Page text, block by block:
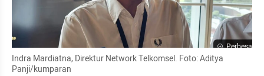
Perbesar
Indra Mardiatna, Direktur Network Telkomsel. Foto: Aditya
Panji/kumparan